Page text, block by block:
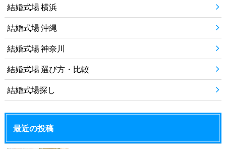
結婚式場 横浜
結婚式場 沖縄
結婚式場 神奈川
結婚式場 選び方・比較
結婚式場探し
最近の投稿